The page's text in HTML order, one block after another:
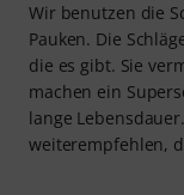
Wir benutzen die
Pauken. Die
die es gibt. Sie
machen ein
lange
weiterempfehlen,